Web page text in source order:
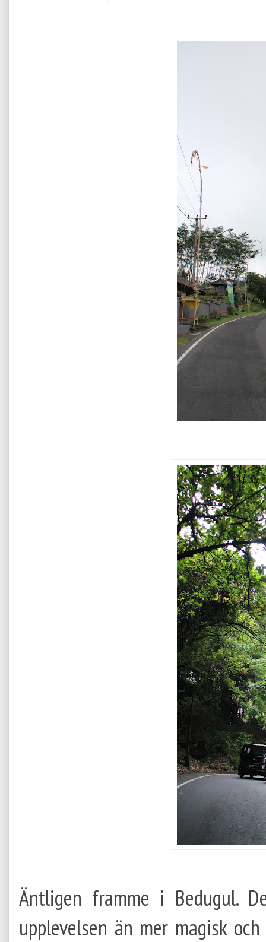
Äntligen framme i Bedugul.
upplevelsen än mer magisk